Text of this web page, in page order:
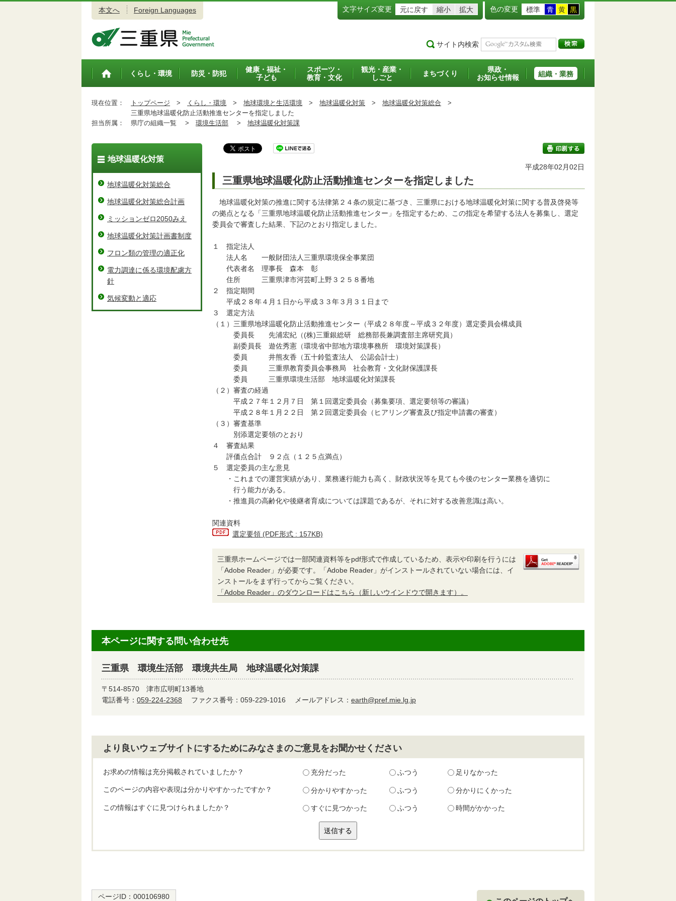
本文へ Foreign Languages 文字サイズ変更 元に戻す 縮小 拡大 色の変更 標準 青 黄 黒
サイト内検索
トップペ
くらし・環境 防災・防犯
健康・福祉・
子ども
スポーツ・
教育・文化
観光・産業・
しごと
まちづくり
県政・
お知らせ情報
組織・業務
現在位置： トップページ > くらし・環境 > 地球環境と生活環境 > 地球温暖化対策 > 地球温暖化対策総合 >
三重県地球温暖化防止活動推進センターを指定しました
担当所属：
県庁の組織一覧 > 環境生活部 > 地球温暖化対策課
印刷する
平成28年02月02日
三重県地球温暖化防止活動推進センターを指定しました
地球温暖化対策の推進に関する法律第２４条の規定に基づき、三重県における地球温暖化対策に関する普及啓発等
の拠点となる「三重県地球温暖化防止活動推進センター」を指定するため、この指定を希望する法人を募集し、選定
委員会で審査した結果、下記のとおり指定しました。
１ 指定法人
法人名 一般財団法人三重県環境保全事業団
代表者名 理事長 森本 彰
住所 三重県津市河芸町上野３２５８番地
２ 指定期間
平成２８年４月１日から平成３３年３月３１日まで
３ 選定方法
（１）三重県地球温暖化防止活動推進センター（平成２８年度～平成３２年度）選定委員会構成員
委員長 先浦宏紀（(株)三重銀総研 総務部長兼調査部主席研究員）
副委員長 遊佐秀憲（環境省中部地方環境事務所 環境対策課長）
委員 井熊友香（五十鈴監査法人 公認会計士）
委員 三重県教育委員会事務局 社会教育・文化財保護課長
委員 三重県環境生活部 地球温暖化対策課長
（２）審査の経過
平成２７年１２月７日 第１回選定委員会（募集要項、選定要領等の審議）
平成２８年１月２２日 第２回選定委員会（ヒアリング審査及び指定申請書の審査）
（３）審査基準
別添選定要領のとおり
４ 審査結果
評価点合計 ９２点（１２５点満点）
５ 選定委員の主な意見
・これまでの運営実績があり、業務遂行能力も高く、財政状況等を見ても今後のセンター業務を適切に
行う能力がある。
・推進員の高齢化や後継者育成については課題であるが、それに対する改善意識は高い。
関連資料
選定要領 (PDF形式 : 157KB)
三重県ホームページでは一部関連資料等をpdf形式で作成しているため、表示や印刷を行うには
「Adobe Reader」が必要です。「Adobe Reader」がインストールされていない場合には、イ
ンストールをまず行ってからご覧ください。
「Adobe Reader」のダウンロードはこちら（新しいウインドウで開きます）。
地球温暖化対策
地球温暖化対策総合
地球温暖化対策総合計画
ミッションゼロ2050みえ
地球温暖化対策計画書制度
フロン類の管理の適正化
電力調達に係る環境配慮方
針
気候変動と適応
本ページに関する問い合わせ先
三重県 環境生活部 環境共生局 地球温暖化対策課
〒514-8570 津市広明町13番地
電話番号： 059-224-2368 ファクス番号：059-229-1016 メールアドレス： earth@pref.mie.lg.jp
より良いウェブサイトにするためにみなさまのご意見をお聞かせください
お求めの情報は充分掲載されていましたか？ 充分だった ふつう 足りなかった
このページの内容や表現は分かりやすかったですか？ 分かりやすかった ふつう 分かりにくかった
この情報はすぐに見つけられましたか？ すぐに見つかった ふつう 時間がかかった
ページID： 000106980